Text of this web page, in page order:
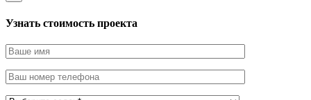
Узнать стоимоcть проекта